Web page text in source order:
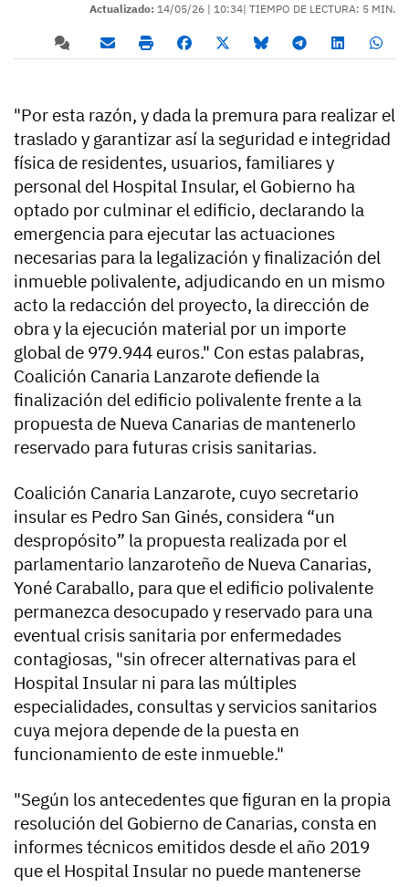
Actualizado: 14/05/26 | 10:34| TIEMPO DE LECTURA: 5 MIN.
"Por esta razón, y dada la premura para realizar el
traslado y garantizar así la seguridad e integridad
física de residentes, usuarios, familiares y
personal del Hospital Insular, el Gobierno ha
optado por culminar el edificio, declarando la
emergencia para ejecutar las actuaciones
necesarias para la legalización y finalización del
inmueble polivalente, adjudicando en un mismo
acto la redacción del proyecto, la dirección de
obra y la ejecución material por un importe
global de 979.944 euros." Con estas palabras,
Coalición Canaria Lanzarote defiende la
finalización del edificio polivalente frente a la
propuesta de Nueva Canarias de mantenerlo
reservado para futuras crisis sanitarias.
Coalición Canaria Lanzarote, cuyo secretario
insular es Pedro San Ginés, considera “un
despropósito” la propuesta realizada por el
parlamentario lanzaroteño de Nueva Canarias,
Yoné Caraballo, para que el edificio polivalente
permanezca desocupado y reservado para una
eventual crisis sanitaria por enfermedades
contagiosas, "sin ofrecer alternativas para el
Hospital Insular ni para las múltiples
especialidades, consultas y servicios sanitarios
cuya mejora depende de la puesta en
funcionamiento de este inmueble."
"Según los antecedentes que figuran en la propia
resolución del Gobierno de Canarias, consta en
informes técnicos emitidos desde el año 2019
que el Hospital Insular no puede mantenerse